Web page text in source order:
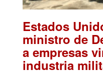
Estados
ministro de
a empresas
industria